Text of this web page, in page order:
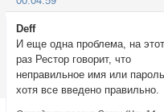
Deff
И еще одна проблема, на
раз Рестор говорит, что
неправильное имя или
хотя все введено правильно.